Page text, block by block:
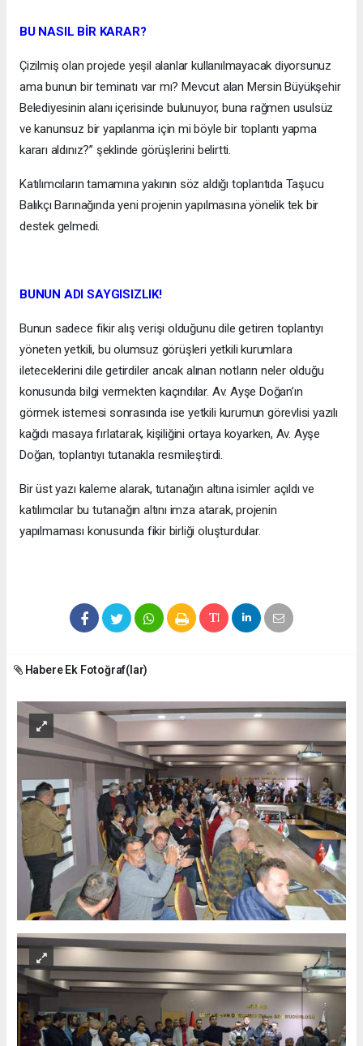
BU NASIL BİR KARAR?
Çizilmiş olan projede yeşil alanlar kullanılmayacak diyorsunuz
ama bunun bir teminatı var mı? Mevcut alan Mersin Büyükşehir
Belediyesinin alanı içerisinde bulunuyor, buna rağmen usulsüz
ve kanunsuz bir yapılanma için mi böyle bir toplantı yapma
kararı aldınız?” şeklinde görüşlerini belirtti.
Katılımcıların tamamına yakının söz aldığı toplantıda Taşucu
Balıkçı Barınağında yeni projenin yapılmasına yönelik tek bir
destek gelmedi.
BUNUN ADI SAYGISIZLIK!
Bunun sadece fikir alış verişi olduğunu dile getiren toplantıyı
yöneten yetkili, bu olumsuz görüşleri yetkili kurumlara
ileteceklerini dile getirdiler ancak alınan notların neler olduğu
konusunda bilgi vermekten kaçındılar. Av. Ayşe Doğan’ın
görmek istemesi sonrasında ise yetkili kurumun görevlisi yazılı
kağıdı masaya fırlatarak, kişiliğini ortaya koyarken, Av. Ayşe
Doğan, toplantıyı tutanakla resmileştirdi.
Bir üst yazı kaleme alarak, tutanağın altına isimler açıldı ve
katılımcılar bu tutanağın altını imza atarak, projenin
yapılmaması konusunda fikir birliği oluşturdular.
Habere Ek Fotoğraf(lar)